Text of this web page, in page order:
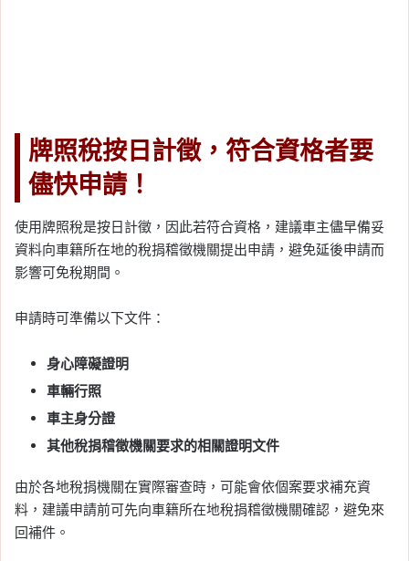
牌照稅按日計徵，符合資格者要
儘快申請！
使用牌照稅是按日計徵，因此若符合資格，建議車主儘早備妥
資料向車籍所在地的稅捐稽徵機關提出申請，避免延後申請而
影響可免稅期間。
申請時可準備以下文件：
身心障礙證明
車輛行照
車主身分證
其他稅捐稽徵機關要求的相關證明文件
由於各地稅捐機關在實際審查時，可能會依個案要求補充資
料，建議申請前可先向車籍所在地稅捐稽徵機關確認，避免來
回補件。